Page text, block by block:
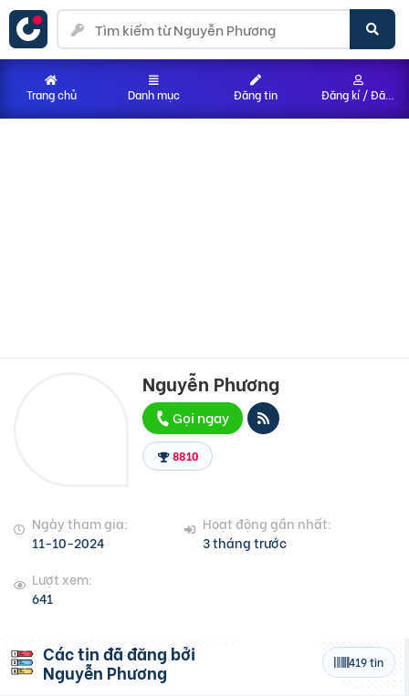
8810
Nguyễn Phương
Gọi ngay
Ngày tham gia:
11-10-2024
Hoạt động gần nhất:
3 tháng trước
Lượt xem:
641
Các tin đã đăng bởi
Nguyễn Phương 419 tin
Trang chủ Danh mục Đăng tin